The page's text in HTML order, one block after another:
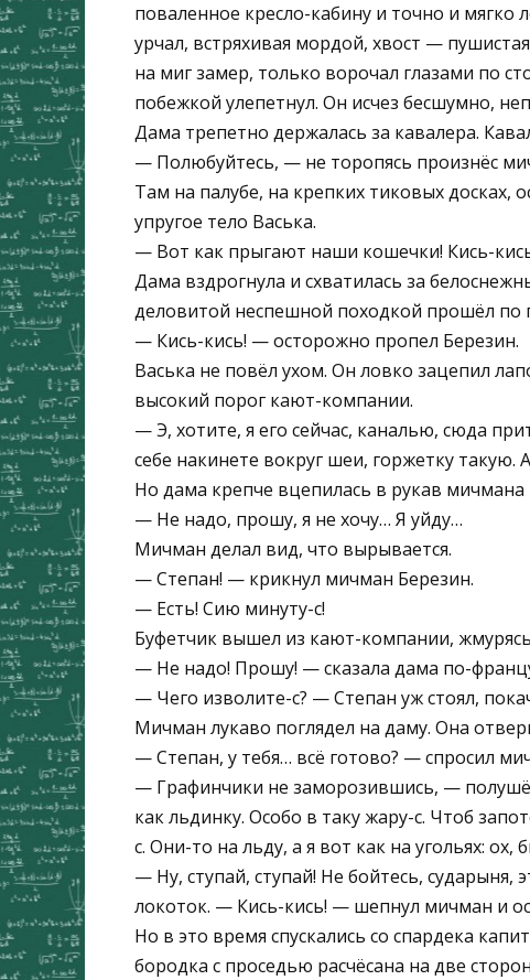
поваленное кресло-кабину и точно и мягко
урчал, встряхивая мордой, хвост —
на миг замер, только ворочал глазами по
побежкой улепетнул. Он исчез бесшумно,
Дама трепетно держалась за кавалера.
— Полюбуйтесь, — не торопясь произнёс
Там на палубе, на крепких тиковых досках,
упругое тело Васька.
— Вот как прыгают наши кошечки! Кись-
Дама вздрогнула и схватилась за
деловитой неспешной походкой прошёл по
— Кись-кись! — осторожно пропел Березин.
Васька не повёл ухом. Он ловко зацепил
высокий порог кают-компании.
— Э, хотите, я его сейчас, каналью, сюда
себе накинете вокруг шеи, горжетку такую.
Но дама крепче вцепилась в рукав мичмана
— Не надо, прошу, я не хочу… Я уйду…
Мичман делал вид, что вырывается.
— Степан! — крикнул мичман Березин.
— Есть! Сию минуту-с!
Буфетчик вышел из кают-компании,
— Не надо! Прошу! — сказала дама по-
— Чего изволите-с? — Степан уж стоял,
Мичман лукаво поглядел на даму. Она
— Степан, у тебя… всё готово? — спросил
— Графинчики не заморозившись, —
как льдинку. Особо в таку жару-с. Чтоб
с. Они-то на льду, а я вот как на угольях: ох,
— Ну, ступай, ступай! Не бойтесь,
локоток. — Кись-кись! — шепнул мичман и
Но в это время спускались со спардека
бородка с проседью расчёсана на две